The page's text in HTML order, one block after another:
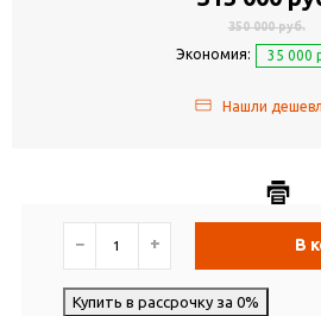
350 000 руб.
Экономия: 35 000
Нашли
− + В
Купить в рассрочку за 0%